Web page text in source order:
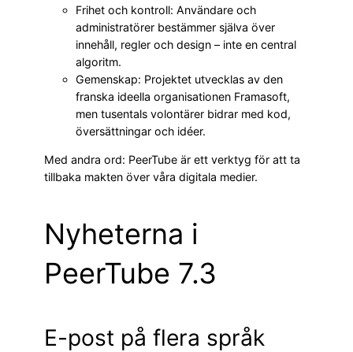
Frihet och kontroll: Användare och
administratörer bestämmer själva över
innehåll, regler och design – inte en central
algoritm.
Gemenskap: Projektet utvecklas av den
franska ideella organisationen Framasoft,
men tusentals volontärer bidrar med kod,
översättningar och idéer.
Med andra ord: PeerTube är ett verktyg för att ta
tillbaka makten över våra digitala medier.
Nyheterna i
PeerTube 7.3
E-post på flera språk